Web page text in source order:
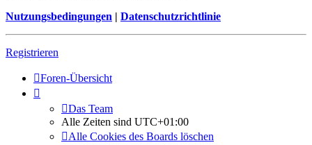
Nutzungsbedingungen | Datenschutzrichtlinie
Registrieren
Foren-Übersicht
Das Team
Alle Zeiten sind UTC+01:00
Alle Cookies des Boards löschen